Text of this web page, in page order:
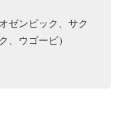
ンピック、サク
、ウゴービ）